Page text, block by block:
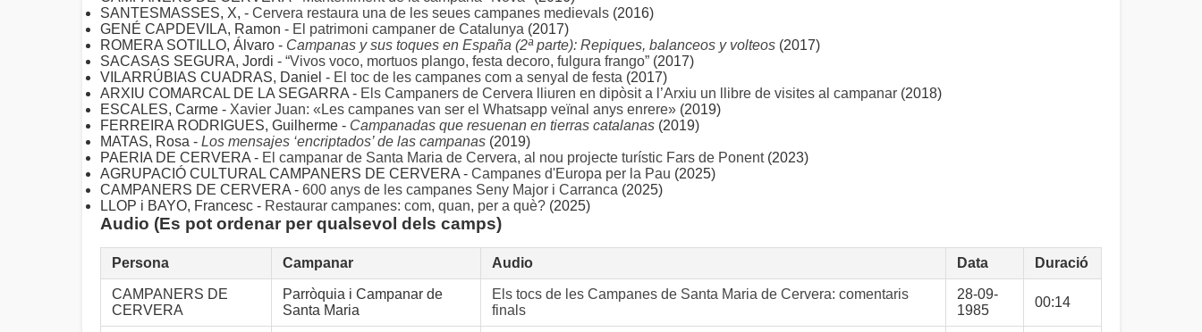
SANTESMASSES, X, - Cervera restaura una de les seues campanes medievals (2016)
GENÉ CAPDEVILA, Ramon - El patrimoni campaner de Catalunya (2017)
ROMERA SOTILLO, Álvaro - Campanas y sus toques en España (2ª parte): Repiques, balanceos y volteos (2017)
SACASAS SEGURA, Jordi - “Vivos voco, mortuos plango, festa decoro, fulgura frango” (2017)
VILARRÚBIAS CUADRAS, Daniel - El toc de les campanes com a senyal de festa (2017)
ARXIU COMARCAL DE LA SEGARRA - Els Campaners de Cervera lliuren en dipòsit a l’Arxiu un llibre de visites al campanar (2018)
ESCALES, Carme - Xavier Juan: «Les campanes van ser el Whatsapp veïnal anys enrere» (2019)
FERREIRA RODRIGUES, Guilherme - Campanadas que resuenan en tierras catalanas (2019)
MATAS, Rosa - Los mensajes ‘encriptados’ de las campanas (2019)
PAERIA DE CERVERA - El campanar de Santa Maria de Cervera, al nou projecte turístic Fars de Ponent(2023)
AGRUPACIÓ CULTURAL CAMPANERS DE CERVERA - Campanes d'Europa per la Pau (2025)
CAMPANERS DE CERVERA - 600 anys de les campanes Seny Major i Carranca (2025)
LLOP i BAYO, Francesc - Restaurar campanes: com, quan, per a què? (2025)
Audio (Es pot ordenar per qualsevol dels camps)
Persona Campanar Audio Data Duració
CAMPANERS DE
CERVERA
Parròquia i Campanar de
Santa Maria
Els tocs de les Campanes de Santa Maria de Cervera: comentaris
finals
28-09-
1985
00:14